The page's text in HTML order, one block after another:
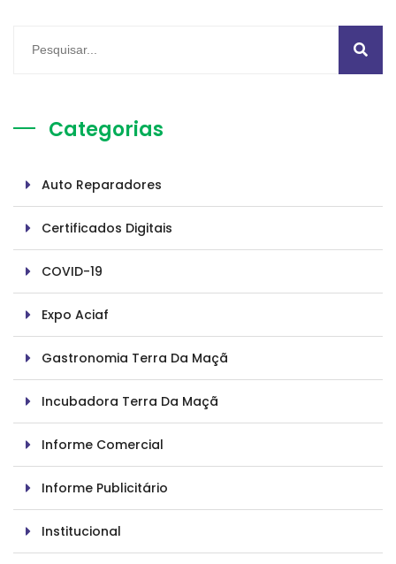
Categorias
Auto Reparadores
Certificados Digitais
COVID-19
Expo Aciaf
Gastronomia Terra Da Maçã
Incubadora Terra Da Maçã
Informe Comercial
Informe Publicitário
Institucional